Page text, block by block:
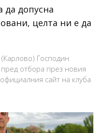
допусна
целта ни е да
Господин
отбора през новия
сайт на клуба